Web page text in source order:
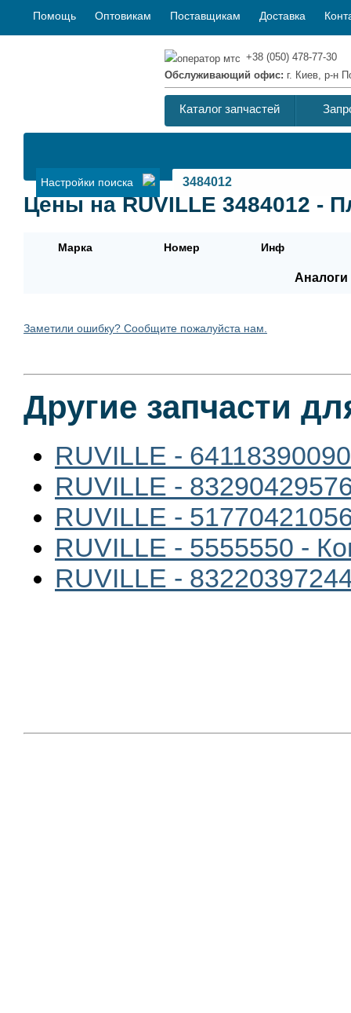
Помощь Оптовикам Поставщикам Доставка
+38 (050) 478-77-30
Обслуживающий офис: г. Киев, р-н
Каталог запчастей
Настройки поиска
Цены на RUVILLE 3484012 -
Марка Номер Инф
Аналоги
Заметили ошибку? Сообщите пожалуйста нам.
Другие запчасти
RUVILLE -
RUVILLE -
RUVILLE -
RUVILLE - 5555550 -
RUVILLE -